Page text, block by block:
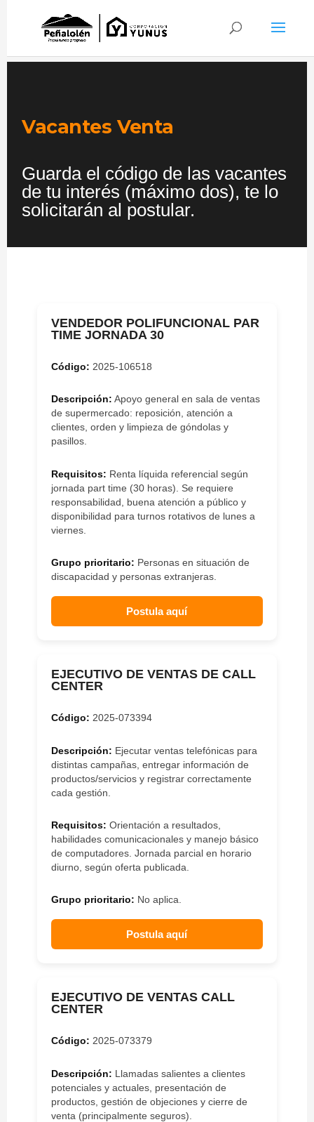
Vacantes Venta
Guarda el código de las vacantes
de tu interés (máximo dos), te lo
solicitarán al postular.
VENDEDOR POLIFUNCIONAL PAR
TIME JORNADA 30
Código: 2025-106518
Descripción: Apoyo general en sala de ventas
de supermercado: reposición, atención a
clientes, orden y limpieza de góndolas y
pasillos.
Requisitos: Renta líquida referencial según
jornada part time (30 horas). Se requiere
responsabilidad, buena atención a público y
disponibilidad para turnos rotativos de lunes a
viernes.
Grupo prioritario: Personas en situación de
discapacidad y personas extranjeras.
Postula aquí
EJECUTIVO DE VENTAS DE CALL
CENTER
Código: 2025-073394
Descripción: Ejecutar ventas telefónicas para
distintas campañas, entregar información de
productos/servicios y registrar correctamente
cada gestión.
Requisitos: Orientación a resultados,
habilidades comunicacionales y manejo básico
de computadores. Jornada parcial en horario
diurno, según oferta publicada.
Grupo prioritario: No aplica.
Postula aquí
EJECUTIVO DE VENTAS CALL
CENTER
Código: 2025-073379
Descripción: Llamadas salientes a clientes
potenciales y actuales, presentación de
productos, gestión de objeciones y cierre de
venta (principalmente seguros).